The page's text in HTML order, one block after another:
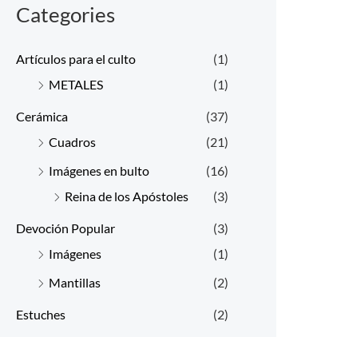
Categories
Artículos para el culto
(1)
METALES
(1)
Cerámica
(37)
Cuadros
(21)
Imágenes en bulto
(16)
Reina de los Apóstoles
(3)
Devoción Popular
(3)
Imágenes
(1)
Mantillas
(2)
Estuches (2)